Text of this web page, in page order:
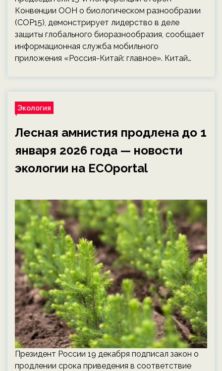
Конвенции ООН о биологическом разнообразии
(COP15), демонстрирует лидерство в деле
защиты глобального биоразнообразия, сообщает
информационная служба мобильного
приложения «Россия-Китай: главное». Китай…
Экология
Лесная амнистия продлена до 1
января 2026 года — новости
экологии на ECOportal
Президент России 19 декабря подписал закон о
продлении срока приведения в соответствие